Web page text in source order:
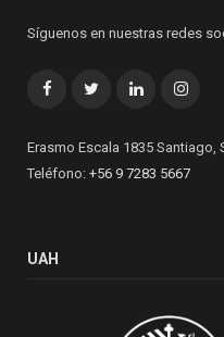
Síguenos en nuestras redes
FacebookTwitterLinkedIn
Erasmo Escala 1835 Santiago,
Teléfono: +56 9 7283 5667
UAH